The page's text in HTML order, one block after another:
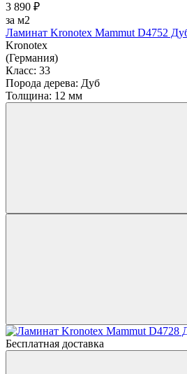
3 890 ₽
за м2
Ламинат Kronotex Mammut D4752
Kronotex
(Германия)
Класс: 33
Порода дерева: Дуб
Толщина: 12 мм
Бесплатная доставка